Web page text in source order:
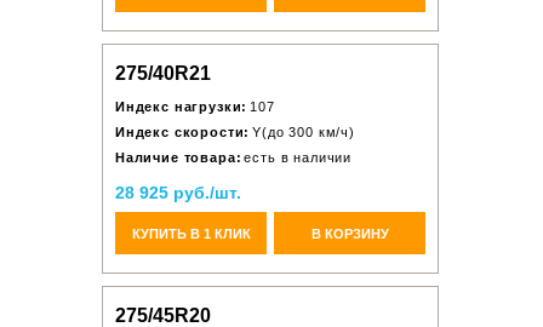
275/40R21
Индекс нагрузки: 107
Индекс скорости: Y(до 300 км/ч)
Наличие товара: есть в наличии
28 925 руб./шт.
КУПИТЬ В 1 КЛИК В КОРЗИНУ
275/45R20